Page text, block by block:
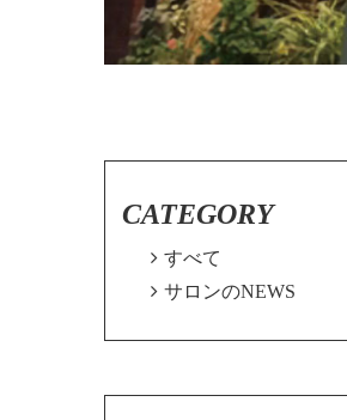
CATEGORY
 すべて
 サロンのNEWS